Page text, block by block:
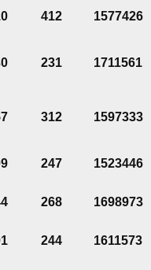
412 1577426
231 1711561
312 1597333
247 1523446
268 1698973
244 1611573